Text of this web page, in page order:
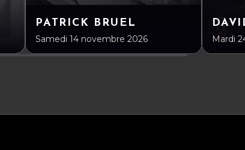
PATRICK BRUEL
Samedi 14 novembre 2026 Mardi